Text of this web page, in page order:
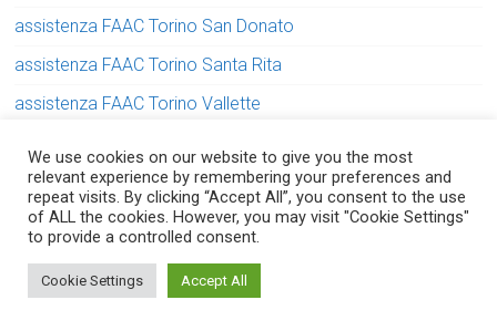
assistenza FAAC Torino San Donato
assistenza FAAC Torino Santa Rita
assistenza FAAC Torino Vallette
assistenza FAAC Torino Vanchiglietta
assistenza FAAC Trofarello
assistenza FAAC Venaria Reale
assistenza FAAC Villastellone
We use cookies on our website to give you the most
relevant experience by remembering your preferences and
repeat visits. By clicking “Accept All”, you consent to the use
of ALL the cookies. However, you may visit "Cookie Settings"
to provide a controlled consent.
Cookie Settings Accept All
Serve aiuto? Chiedi con fiducia!